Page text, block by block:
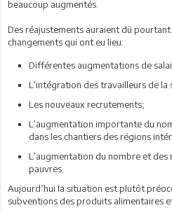
beaucoup augmentés.
Des réajustements auraient dû
changements qui ont eu lieu:
Différentes augmentations de
L’intégration des travailleurs de la
Les nouveaux recrutements;
L’augmentation importante du
dans les chantiers des régions
L’augmentation du nombre et des
pauvres.
Aujourd’hui la situation est plutôt
subventions des produits alimentaires